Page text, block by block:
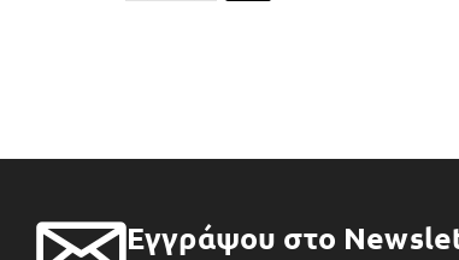
Εγγράψου στο